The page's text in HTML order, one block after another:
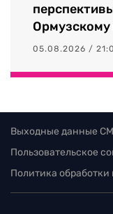
05.08.2026 /
Выходные данные
Пользовательское
Политика